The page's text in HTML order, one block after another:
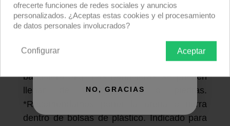
Saco de arena 6kg para lastre (vacío).
Hecho con textil negro plastificado por
transporte y dos bandoleras cerradas con
doble velcro, siendo la capacidad de cada
bandolera 3kg. Las bandoleras se pueden
llenar de tierra, arena o piedras.
*Recomendamos poner la arena o tierra
dentro de bolsas de plástico. Indicado para
ofrecerte funciones de redes sociales y anuncios
personalizados. ¿Aceptas estas cookies y el procesamiento
de datos personales involucrados?
Aceptar
Configurar
Email
NO, GRACIAS